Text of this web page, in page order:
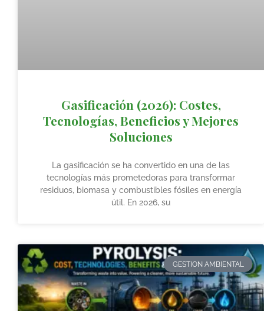
Gasificación (2026): Costes,
Tecnologías, Beneficios y Mejores
Soluciones
La gasificación se ha convertido en una de las
tecnologías más prometedoras para transformar
residuos, biomasa y combustibles fósiles en energía
útil. En 2026, su
GESTION AMBIENTAL